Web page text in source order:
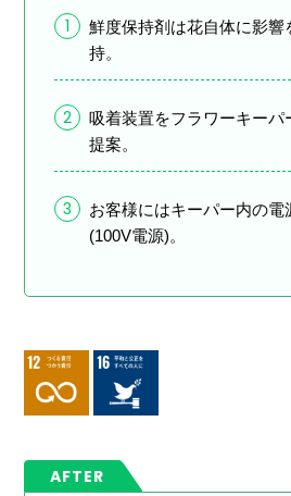
1
鮮度保持剤は花自体に影響
持。
2
吸着装置をフラワーキーパ
提案。
3
お客様にはキーパー内の電
(100V電源)。
AFTER